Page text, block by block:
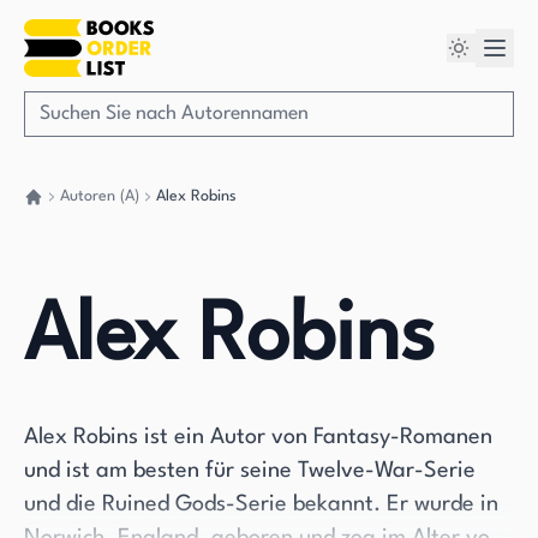
Autoren (A) Alex Robins
Alex Robins
Alex Robins ist ein Autor von Fantasy-Romanen
und ist am besten für seine Twelve-War-Serie
und die Ruined Gods-Serie bekannt. Er wurde in